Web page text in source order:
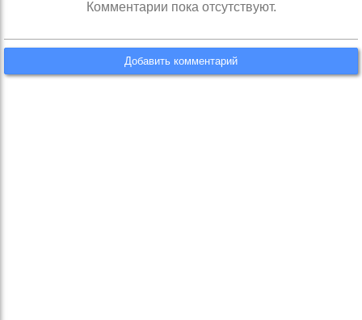
Комментарии пока отсутствуют.
Добавить комментарий